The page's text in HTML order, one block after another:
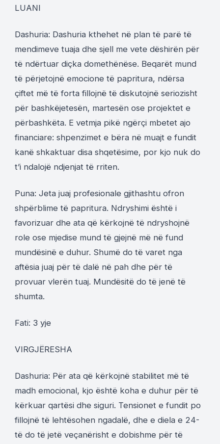
LUANI
Dashuria: Dashuria kthehet në plan të parë të
mendimeve tuaja dhe sjell me vete dëshirën për
të ndërtuar diçka domethënëse. Beqarët mund
të përjetojnë emocione të papritura, ndërsa
çiftet më të forta fillojnë të diskutojnë seriozisht
për bashkëjetesën, martesën ose projektet e
përbashkëta. E vetmja pikë ngërçi mbetet ajo
financiare: shpenzimet e bëra në muajt e fundit
kanë shkaktuar disa shqetësime, por kjo nuk do
t’i ndalojë ndjenjat të rriten.
Puna: Jeta juaj profesionale gjithashtu ofron
shpërblime të papritura. Ndryshimi është i
favorizuar dhe ata që kërkojnë të ndryshojnë
role ose mjedise mund të gjejnë më në fund
mundësinë e duhur. Shumë do të varet nga
aftësia juaj për të dalë në pah dhe për të
provuar vlerën tuaj. Mundësitë do të jenë të
shumta.
Fati: 3 yje
VIRGJËRESHA
Dashuria: Për ata që kërkojnë stabilitet më të
madh emocional, kjo është koha e duhur për të
kërkuar qartësi dhe siguri. Tensionet e fundit po
fillojnë të lehtësohen ngadalë, dhe e diela e 24-
të do të jetë veçanërisht e dobishme për të